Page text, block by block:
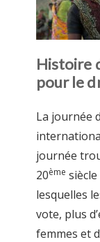
Histoire
pour le
La journée
journée
20ème
lesquelles
vote, plus
femmes et